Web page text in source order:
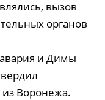
вызов
органов
авария и Димы
Воронежа.